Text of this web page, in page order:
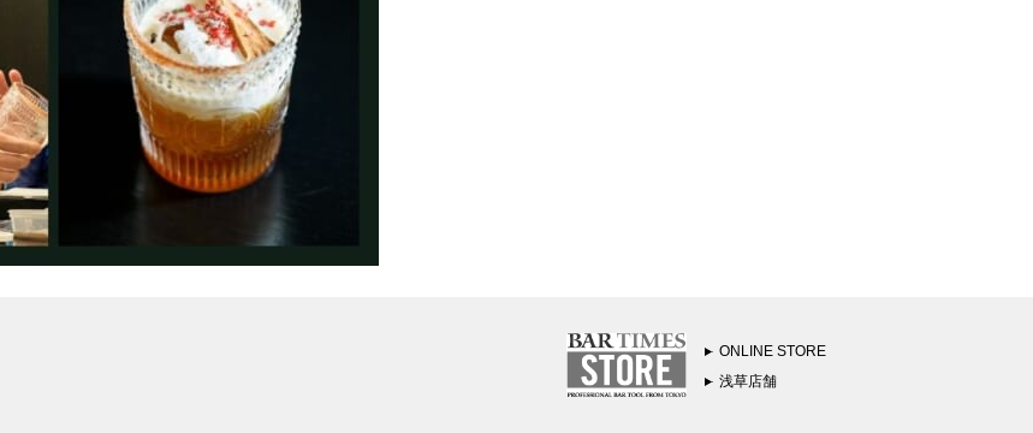
ONLINE STORE
浅草店舗